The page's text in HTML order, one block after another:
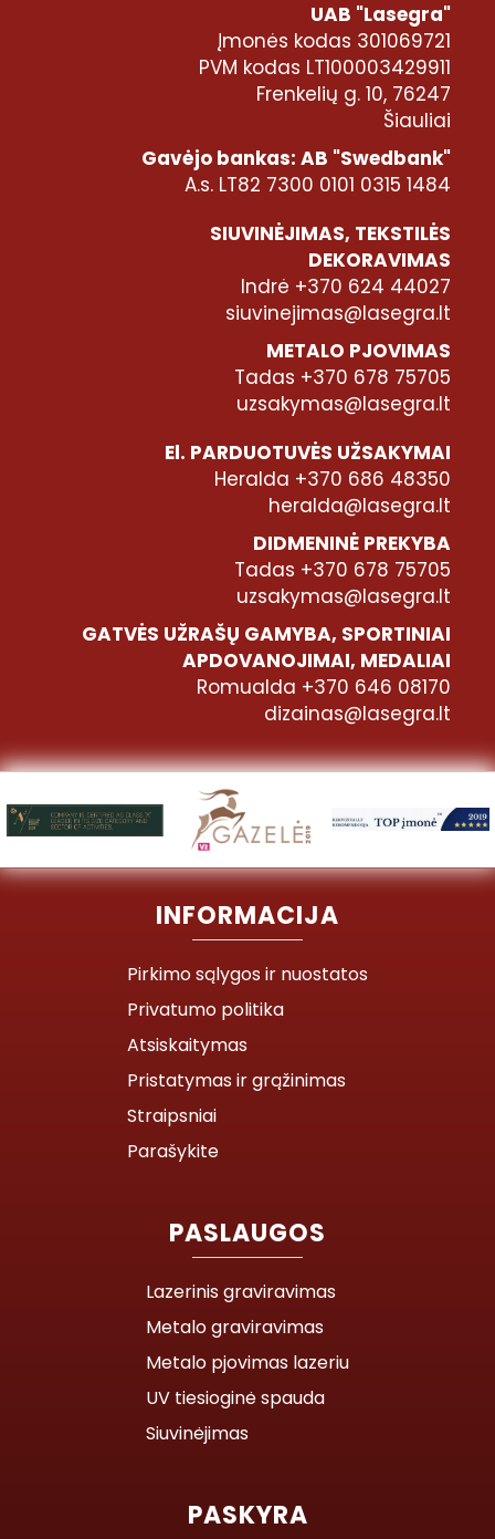
UAB "Lasegra"
Įmonės kodas 301069721
PVM kodas LT100003429911
Frenkelių g. 10, 76247
Šiauliai
Gavėjo bankas: AB "Swedbank"
A.s. LT82 7300 0101 0315 1484
SIUVINĖJIMAS, TEKSTILĖS
DEKORAVIMAS
Indrė +370 624 44027
siuvinejimas@lasegra.lt
METALO PJOVIMAS
Tadas +370 678 75705
uzsakymas@lasegra.lt
El. PARDUOTUVĖS UŽSAKYMAI
Heralda +370 686 48350
heralda@lasegra.lt
DIDMENINĖ PREKYBA
Tadas +370 678 75705
uzsakymas@lasegra.lt
GATVĖS UŽRAŠŲ GAMYBA, SPORTINIAI
APDOVANOJIMAI, MEDALIAI
Romualda +370 646 08170
dizainas@lasegra.lt
INFORMACIJA
Pirkimo sąlygos ir nuostatos
Privatumo politika
Atsiskaitymas
Pristatymas ir grąžinimas
Straipsniai
Parašykite
PASLAUGOS
Lazerinis graviravimas
Metalo graviravimas
Metalo pjovimas lazeriu
UV tiesioginė spauda
Siuvinėjimas
PASKYRA